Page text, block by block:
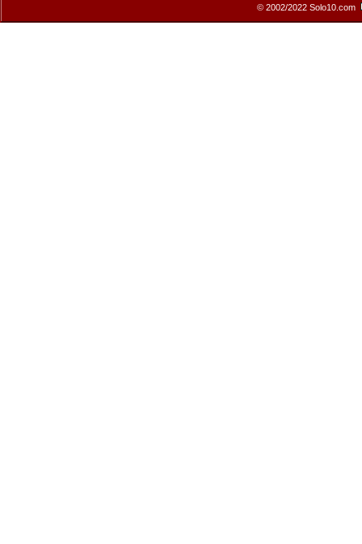
© 2002/2022 Solo10.com